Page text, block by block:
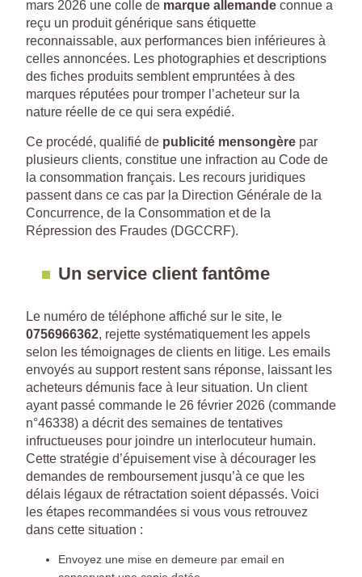
mars 2026 une colle de marque allemande connue a
reçu un produit générique sans étiquette
reconnaissable, aux performances bien inférieures à
celles annoncées. Les photographies et descriptions
des fiches produits semblent empruntées à des
marques réputées pour tromper l’acheteur sur la
nature réelle de ce qui sera expédié.
Ce procédé, qualifié de publicité mensongère par
plusieurs clients, constitue une infraction au Code de
la consommation français. Les recours juridiques
passent dans ce cas par la Direction Générale de la
Concurrence, de la Consommation et de la
Répression des Fraudes (DGCCRF).
Un service client fantôme
Le numéro de téléphone affiché sur le site, le
0756966362, rejette systématiquement les appels
selon les témoignages de clients en litige. Les emails
envoyés au support restent sans réponse, laissant les
acheteurs démunis face à leur situation. Un client
ayant passé commande le 26 février 2026 (commande
n°46338) a décrit des semaines de tentatives
infructueuses pour joindre un interlocuteur humain.
Cette stratégie d’épuisement vise à décourager les
demandes de remboursement jusqu’à ce que les
délais légaux de rétractation soient dépassés. Voici
les étapes recommandées si vous vous retrouvez
dans cette situation :
Envoyez une mise en demeure par email en